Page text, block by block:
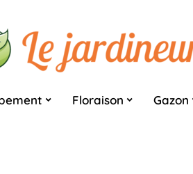
Floraison Gazon